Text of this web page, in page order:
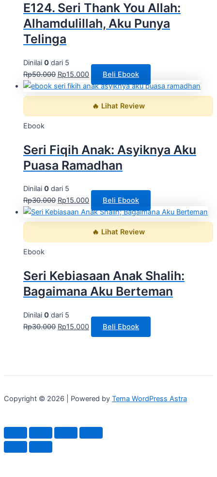
E124. Seri Thank You Allah:
Alhamdulillah, Aku Punya
Telinga
Dinilai 0 dari 5
Rp50.000 Rp15.000 Beli Ebook
🔥 Lihat Review
Ebook
Seri Fiqih Anak: Asyiknya Aku
Puasa Ramadhan
Dinilai 0 dari 5
Rp30.000 Rp15.000 Beli Ebook
🔥 Lihat Review
Ebook
Seri Kebiasaan Anak Shalih:
Bagaimana Aku Berteman
Dinilai 0 dari 5
Rp30.000 Rp15.000 Beli Ebook
Copyright © 2026 | Powered by Tema WordPress Astra